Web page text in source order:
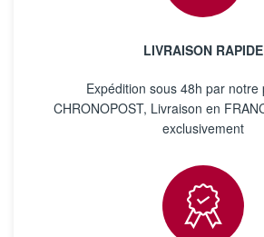
LIVRAISON RAPIDE
Expédition sous 48h par notre
CHRONOPOST, Livraison en
exclusivement